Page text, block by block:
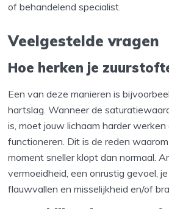
of behandelend specialist.
Veelgestelde vragen
Hoe herken je
Een van deze manieren is
hartslag. Wanneer de
is, moet jouw lichaam harder
functioneren. Dit is de reden
moment sneller klopt dan normaal.
vermoeidheid, een onrustig gevoel,
flauwvallen en misselijkheid en/of